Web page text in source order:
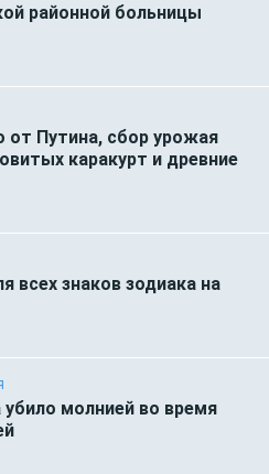
районной больницы
от Путина, сбор урожая
каракурт и древние
всех знаков зодиака на
молнией во время